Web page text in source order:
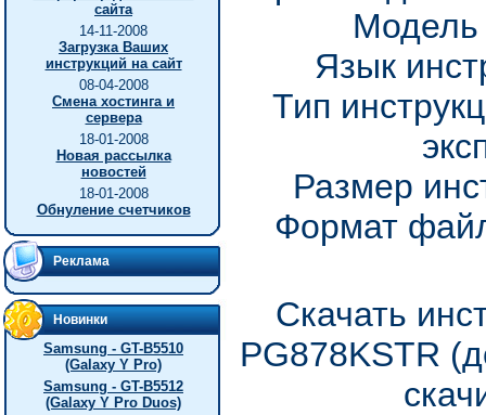
сайта
14-11-2008
Загрузка Ваших
инструкций на сайт
08-04-2008
Смена хостинга и
сервера
18-01-2008
Новая рассылка
новостей
18-01-2008
Обнуление счетчиков
Реклама
Новинки
Samsung - GT-B5510
(Galaxy Y Pro)
Samsung - GT-B5512
(Galaxy Y Pro Duos)
Модель
Язык
Тип
Размер
Формат
Скачать
PG878KSTR